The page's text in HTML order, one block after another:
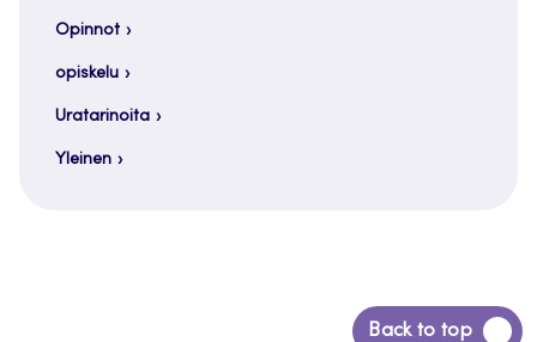
Opinnot
opiskelu
Uratarinoita
Yleinen
Back to top
Siirry